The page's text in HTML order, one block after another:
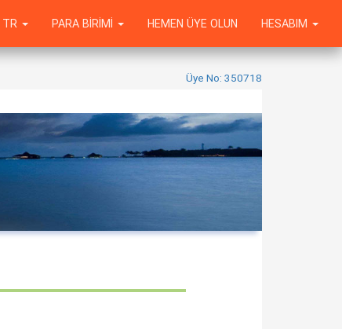
HESABIM
HEMEN ÜYE OLUN
PARA BIRIMI
TR
Üye No: 350718